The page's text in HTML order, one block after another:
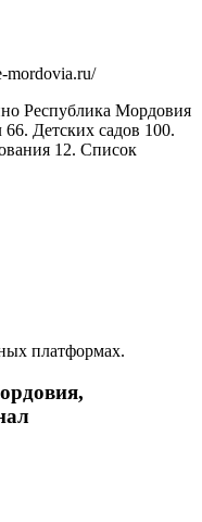
mordovia.ru/
Республика Мордовия
Детских садов 100.
12. Список
платформах.